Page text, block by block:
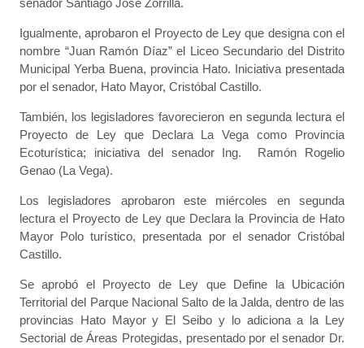
senador Santiago José Zorrilla.
Igualmente, aprobaron el Proyecto de Ley que designa con el
nombre “Juan Ramón Díaz” el Liceo Secundario del Distrito
Municipal Yerba Buena, provincia Hato. Iniciativa presentada
por el senador, Hato Mayor, Cristóbal Castillo.
También, los legisladores favorecieron en segunda lectura el
Proyecto de Ley que Declara La Vega como Provincia
Ecoturística; iniciativa del senador Ing. Ramón Rogelio
Genao (La Vega).
Los legisladores aprobaron este miércoles en segunda
lectura el Proyecto de Ley que Declara la Provincia de Hato
Mayor Polo turístico, presentada por el senador Cristóbal
Castillo.
Se aprobó el Proyecto de Ley que Define la Ubicación
Territorial del Parque Nacional Salto de la Jalda, dentro de las
provincias Hato Mayor y El Seibo y lo adiciona a la Ley
Sectorial de Áreas Protegidas, presentado por el senador Dr.